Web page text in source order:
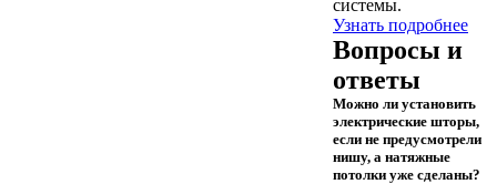
системы.
Узнать подробнее
Вопросы и
ответы
Можно ли установить
электрические шторы,
если не предусмотрели
нишу, а натяжные
потолки уже сделаны?